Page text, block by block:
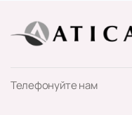
Телефонуйте нам